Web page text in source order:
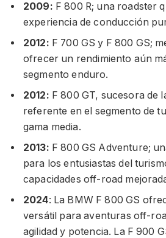
2009: F 800 R; una roadster
experiencia de conducción
2012: F 700 GS y F 800 GS;
ofrecer un rendimiento aún
segmento enduro.
2012: F 800 GT, sucesora de
referente en el segmento de
gama media.
2013: F 800 GS Adventure;
para los entusiastas del
capacidades off-road
2024: La BMW F 800 GS
versátil para aventuras off-
agilidad y potencia. La F 900